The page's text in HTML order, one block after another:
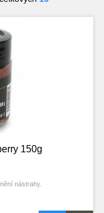
150g
nástrahy.
učiní nástrahu na několik